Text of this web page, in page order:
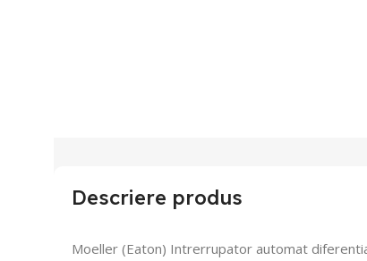
Descriere produs
Moeller (Eaton) Intrerrupator automat